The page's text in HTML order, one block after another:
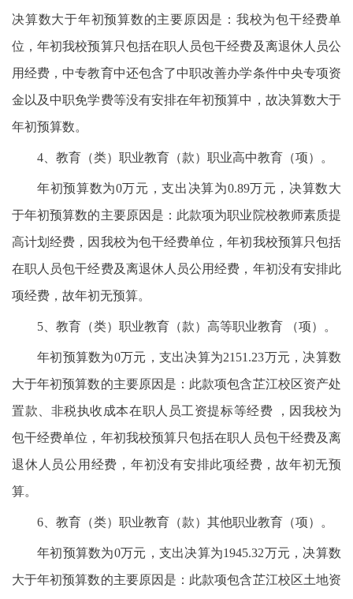
决算数大于年初预算数的主要原因是：我校为包干经费单
位，年初我校预算只包括在职人员包干经费及离退休人员公
用经费，中专教育中还包含了中职改善办学条件中央专项资
金以及中职免学费等没有安排在年初预算中，故决算数大于
年初预算数。
4、教育（类）职业教育（款）职业高中教育（项）。
年初预算数为0万元，支出决算为0.89万元，决算数大
于年初预算数的主要原因是：此款项为职业院校教师素质提
高计划经费，因我校为包干经费单位，年初我校预算只包括
在职人员包干经费及离退休人员公用经费，年初没有安排此
项经费，故年初无预算。
5、教育（类）职业教育（款）高等职业教育 （项）。
年初预算数为0万元，支出决算为2151.23万元，决算数
大于年初预算数的主要原因是：此款项包含芷江校区资产处
置款、非税执收成本在职人员工资提标等经费 ，因我校为
包干经费单位，年初我校预算只包括在职人员包干经费及离
退休人员公用经费，年初没有安排此项经费，故年初无预
算。
6、教育（类）职业教育（款）其他职业教育（项）。
年初预算数为0万元，支出决算为1945.32万元，决算数
大于年初预算数的主要原因是：此款项包含芷江校区土地资